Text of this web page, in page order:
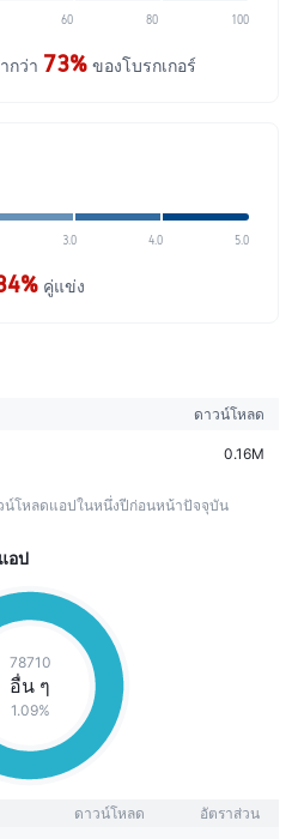
60 80 100
กว่า 73% ของโบรกเกอร์
3.0 4.0 5.0
คู่แข่ง
ดาวน์โหลด
0.16M
น์โหลดแอปในหนึ่งปีก่อนหน้าปัจจุบัน
อป
78710
อื่น ๆ
1.09%
ดาวน์โหลด อัตราส่วน